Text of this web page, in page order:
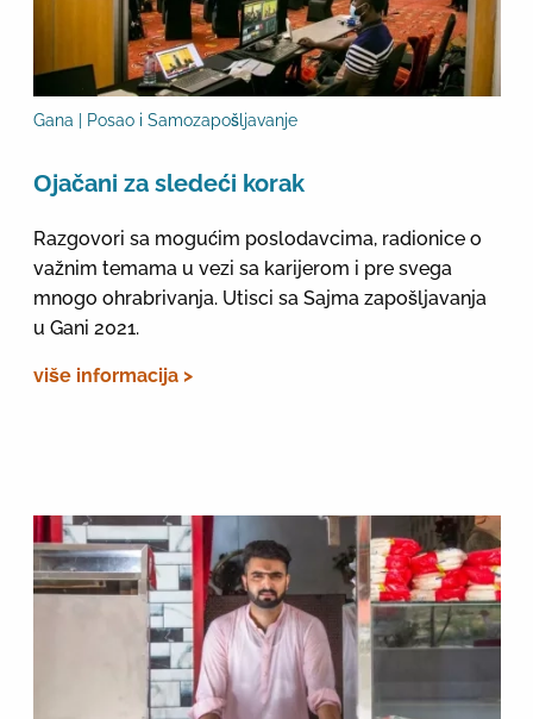
Gana | Posao i Samozapošljavanje
Оjačani za sledeći korak
Razgovori sa mogućim poslodavcima, radionice o
važnim temama u vezi sa karijerom i pre svega
mnogo ohrabrivanja. Utisci sa Sajma zapošljavanja
u Gani 2021.
više informacija >